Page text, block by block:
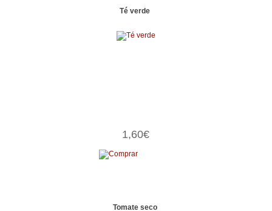
Té verde
1,60€
Tomate seco